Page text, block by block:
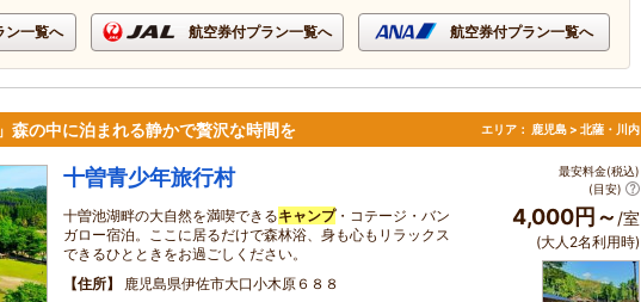
ン一覧へ 航空券付プラン一覧へ 航空券付プラン一覧へ
森の中に泊まれる静かで贅沢な時間を エリア： 鹿児島 > 北薩・川内
十曽青少年旅行村
十曽池湖畔の大自然を満喫できるキャンプ・コテージ・バン
ガロー宿泊。ここに居るだけで森林浴、身も心もリラックス
できるひとときをお過ごしください。
住所
鹿児島県伊佐市大口小木原６８８
最安料金(税込)
(目安)
4,000円～ /室
(大人2名利用時)